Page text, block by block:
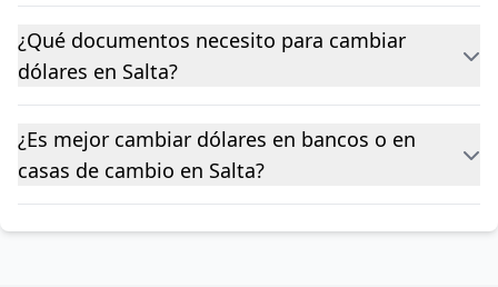
¿Qué documentos necesito para cambiar
dólares en Salta?
¿Es mejor cambiar dólares en bancos o en
casas de cambio en Salta?